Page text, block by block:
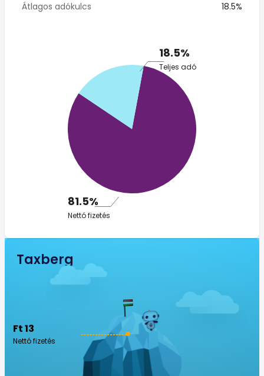
Átlagos adókulcs
18.5%
18.5%
Teljes adó
81.5%
Nettó fizetés
Taxberg
Ft 13
Nettó fizetés